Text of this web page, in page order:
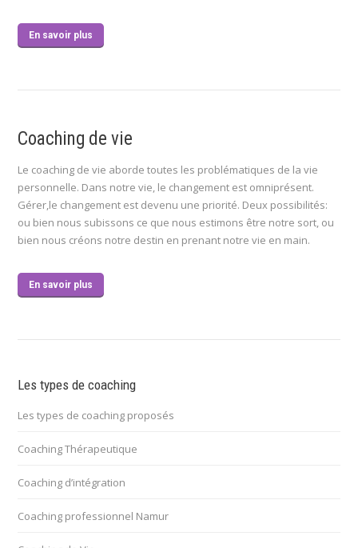
En savoir plus
Coaching de vie
Le coaching de vie aborde toutes les problématiques de la vie
personnelle. Dans notre vie, le changement est omniprésent.
Gérer,le changement est devenu une priorité. Deux possibilités:
ou bien nous subissons ce que nous estimons être notre sort, ou
bien nous créons notre destin en prenant notre vie en main.
En savoir plus
Les types de coaching
Les types de coaching proposés
Coaching Thérapeutique
Coaching d’intégration
Coaching professionnel Namur